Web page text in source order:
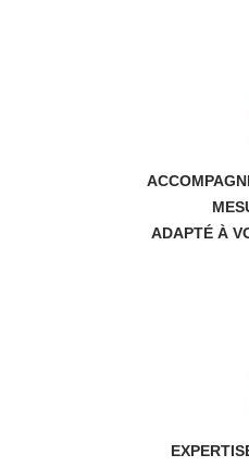
ADAPTÉ À